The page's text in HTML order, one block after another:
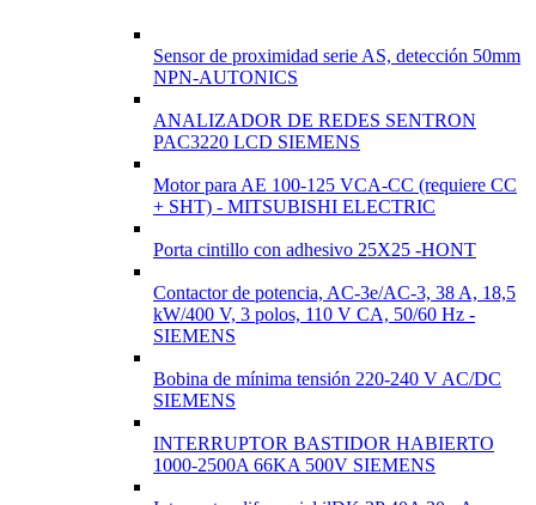
Sensor de proximidad serie AS, detección 50mm
NPN-AUTONICS
ANALIZADOR DE REDES SENTRON
PAC3220 LCD SIEMENS
Motor para AE 100-125 VCA-CC (requiere CC
+ SHT) - MITSUBISHI ELECTRIC
Porta cintillo con adhesivo 25X25 -HONT
Contactor de potencia, AC-3e/AC-3, 38 A, 18,5
kW/400 V, 3 polos, 110 V CA, 50/60 Hz -
SIEMENS
Bobina de mínima tensión 220-240 V AC/DC
SIEMENS
INTERRUPTOR BASTIDOR HABIERTO
1000-2500A 66KA 500V SIEMENS